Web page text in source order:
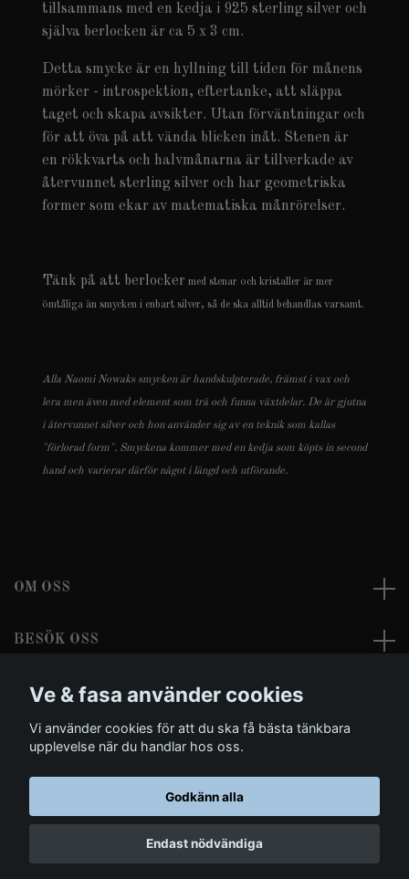
tillsammans med en kedja i 925 sterling silver och
själva berlocken är ca 5 x 3 cm.
Detta smycke är en hyllning till tiden för månens
mörker - introspektion, eftertanke, att släppa
taget och skapa avsikter. Utan förväntningar och
för att öva på att vända blicken inåt. Stenen är
en rökkvarts och halvmånarna är tillverkade av
återvunnet sterling silver och har geometriska
former som ekar av matematiska månrörelser.
Tänk på att berlocker med stenar och kristaller är mer
ömtåliga än smycken i enbart silver, så de ska alltid behandlas varsamt.
Alla Naomi Nowaks smycken är handskulpterade, främst i vax och
lera men även med element som trä och funna växtdelar. De är gjutna
i återvunnet silver och hon använder sig av en teknik som kallas
"förlorad form". Smyckena kommer med en kedja som köpts in second
hand och varierar därför något i längd och utförande.
OM OSS
BESÖK OSS
LÄS MER
Sociala medier
© 2026 Ve & fasa - Dark Clothing and Morbid Arts
Ve & fasa använder cookies
Vi använder cookies för att du ska få bästa tänkbara
upplevelse när du handlar hos oss.
Godkänn alla
Endast nödvändiga